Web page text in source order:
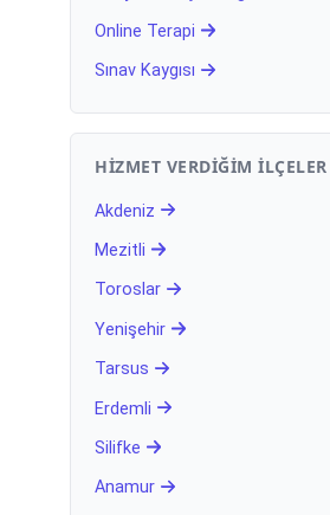
Online Terapi
Sınav Kaygısı
HIZMET VERDIĞIM İLÇELER
Akdeniz
Mezitli
Toroslar
Yenişehir
Tarsus
Erdemli
Silifke
Anamur